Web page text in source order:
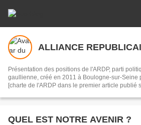
ALLIANCE
Présentation des positions de l'ARDP, parti
gaullienne, créé en 2011 à Boulogne-sur-Seine
[charte de l'ARDP dans le premier article publié
civilisation " (3 volumes, 2013, 2015 et 2018,
QUEL EST NOTRE AVENIR ?